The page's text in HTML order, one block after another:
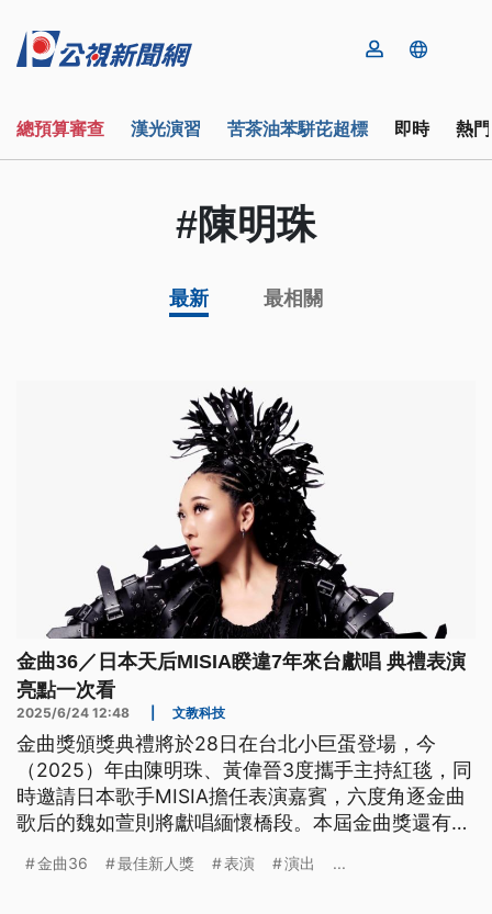
總預算審查 漢光演習 苦茶油苯駢芘超標 即時 熱
#陳明珠
最新 最相關
金曲36／日本天后MISIA睽違7年來台獻唱 典禮表演
亮點一次看
2025/6/24 12:48 文教科技
金曲獎頒獎典禮將於28日在台北小巨蛋登場，今
（2025）年由陳明珠、黃偉晉3度攜手主持紅毯，同
時邀請日本歌手MISIA擔任表演嘉賓，六度角逐金曲
歌后的魏如萱則將獻唱緬懷橋段。本屆金曲獎還有哪
亮點。
金曲36 最佳新人獎 表演 演出 ...